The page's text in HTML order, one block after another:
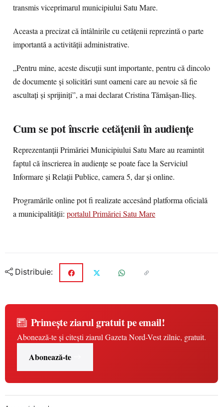
transmis viceprimarul municipiului Satu Mare.
Aceasta a precizat că întâlnirile cu cetățenii reprezintă o parte
importantă a activității administrative.
„Pentru mine, aceste discuții sunt importante, pentru că dincolo
de documente și solicitări sunt oameni care au nevoie să fie
ascultați și sprijiniți”, a mai declarat Cristina Tămășan-Ilieș.
Cum se pot înscrie cetățenii în audiențe
Reprezentanții Primăriei Municipiului Satu Mare au reamintit
faptul că înscrierea în audiențe se poate face la Serviciul
Informare și Relații Publice, camera 5, dar și online.
Programările online pot fi realizate accesând platforma oficială
a municipalității: portalul Primăriei Satu Mare
Distribuie:
Primește ziarul gratuit pe email!
Abonează-te și citești ziarul Gazeta Nord-Vest zilnic, gratuit.
Abonează-te